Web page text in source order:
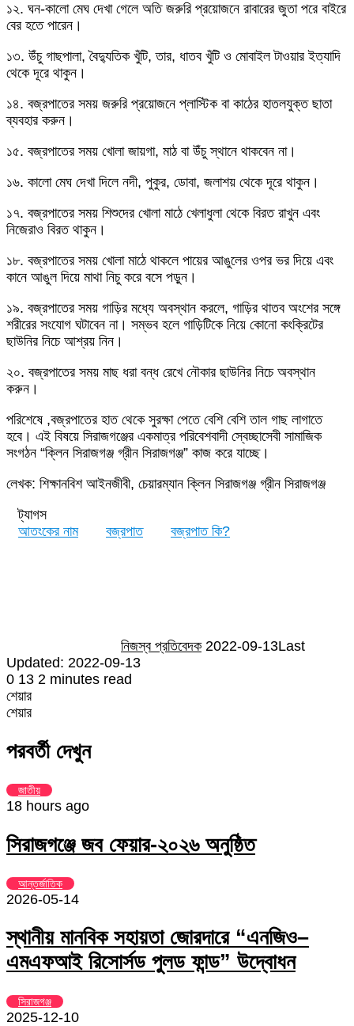
১২. ঘন-কালো মেঘ দেখা গেলে অতি জরুরি প্রয়োজনে রাবারের জুতা পরে বাইরে
বের হতে পারেন।
১৩. উঁচু গাছপালা, বৈদ্যুতিক খুঁটি, তার, ধাতব খুঁটি ও মোবাইল টাওয়ার ইত্যাদি
থেকে দূরে থাকুন।
১৪. বজ্রপাতের সময় জরুরি প্রয়োজনে প্লাস্টিক বা কাঠের হাতলযুক্ত ছাতা
ব্যবহার করুন।
১৫. বজ্রপাতের সময় খোলা জায়গা, মাঠ বা উঁচু স্থানে থাকবেন না।
১৬. কালো মেঘ দেখা দিলে নদী, পুকুর, ডোবা, জলাশয় থেকে দূরে থাকুন।
১৭. বজ্রপাতের সময় শিশুদের খোলা মাঠে খেলাধুলা থেকে বিরত রাখুন এবং
নিজেরাও বিরত থাকুন।
১৮. বজ্রপাতের সময় খোলা মাঠে থাকলে পায়ের আঙুলের ওপর ভর দিয়ে এবং
কানে আঙুল দিয়ে মাথা নিচু করে বসে পড়ুন।
১৯. বজ্রপাতের সময় গাড়ির মধ্যে অবস্থান করলে, গাড়ির থাতব অংশের সঙ্গে
শরীরের সংযোগ ঘটাবেন না। সম্ভব হলে গাড়িটিকে নিয়ে কোনো কংক্রিটের
ছাউনির নিচে আশ্রয় নিন।
২০. বজ্রপাতের সময় মাছ ধরা বন্ধ রেখে নৌকার ছাউনির নিচে অবস্থান
করুন।
পরিশেষে ,বজ্রপাতের হাত থেকে সুরক্ষা পেতে বেশি বেশি তাল গাছ লাগাতে
হবে। এই বিষয়ে সিরাজগঞ্জের একমাত্র পরিবেশবাদী স্বেচ্ছাসেবী সামাজিক
সংগঠন “ক্লিন সিরাজগঞ্জ গ্রীন সিরাজগঞ্জ” কাজ করে যাচ্ছে।
লেখক: শিক্ষানবিশ আইনজীবী, চেয়ারম্যান ক্লিন সিরাজগঞ্জ গ্রীন সিরাজগঞ্জ
ট্যাগস
আতংকের নাম
বজ্রপাত বজ্রপাত কি?
নিজস্ব প্রতিবেদক 2022-09-13Last
Updated: 2022-09-13
0 13 2 minutes read
শেয়ার
Facebook
Twitter
LinkedIn
Skype
Messenger
Messenger
WhatsApp
Telegram
Share
Email
প্রিন্ট
শেয়ার
via
Email
পরবর্তী দেখুন
জাতীয়
18 hours ago
সিরাজগঞ্জে জব ফেয়ার-২০২৬ অনুষ্ঠিত
আন্তর্জাতিক
2026-05-14
স্থানীয় মানবিক সহায়তা জোরদারে “এনজিও–
এমএফআই রিসোর্সড পুলড ফান্ড” উদ্বোধন
সিরাজগঞ্জ
2025-12-10